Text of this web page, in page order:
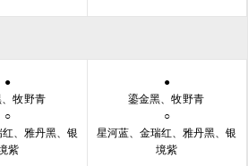
●
牧野青
○
、雅丹黑、银
紫
●
鎏金黑、牧野青
○
星河蓝、金瑞红、雅丹黑、银
境紫